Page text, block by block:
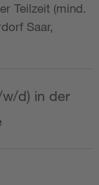
Teilzeit (mind.
Saar,
w/d) in der